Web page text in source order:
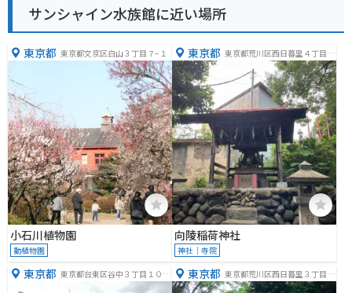
サンシャイン水族館に近い場所
東京都 東京都文京区白山３丁目７−１
小石川植物園
動植物園
東京都 東京都荒川区西日暮里４丁目７
向陵稲荷神社
神社｜寺院
東京都 東京都台東区谷中３丁目１０
東京都 東京都荒川区西日暮里３丁目４
−８